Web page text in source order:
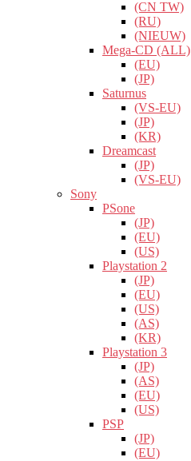
(CN TW)
(RU)
(NIEUW)
Mega-CD (ALL)
(EU)
(JP)
Saturnus
(VS-EU)
(JP)
(KR)
Dreamcast
(JP)
(VS-EU)
Sony
PSone
(JP)
(EU)
(US)
Playstation 2
(JP)
(EU)
(US)
(AS)
(KR)
Playstation 3
(JP)
(AS)
(EU)
(US)
PSP
(JP)
(EU)